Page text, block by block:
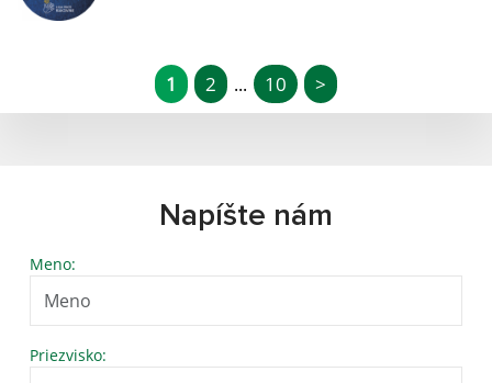
1 2 ... 10 >
Napíšte nám
Meno:
Priezvisko: